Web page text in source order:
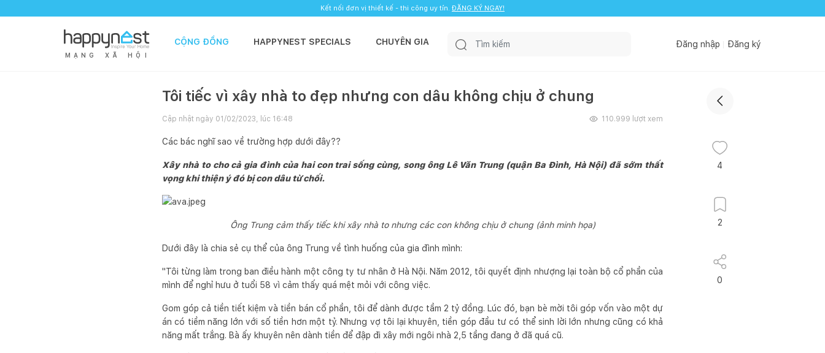
Kết nối đơn vị thiết kế - thi công uy tín. ĐĂNG KÝ NGAY!
M Ạ N G X Ã H Ộ I
CỘNG ĐỒNG HAPPYNEST SPECIALS CHUYÊN GIA Đăng nhập Đăng ký
Tôi tiếc vì xây nhà to đẹp nhưng con dâu không chịu ở chung
Cập nhật ngày 01/02/2023, lúc 16:48 110.999 lượt xem
Các bác nghĩ sao về trường hợp dưới đây??
Xây nhà to cho cả gia đình của hai con trai sống cùng, song ông Lê Văn Trung (quận Ba Đình, Hà Nội) đã sớm thất
vọng khi thiện ý đó bị con dâu từ chối.
Ông Trung cảm thấy tiếc khi xây nhà to nhưng các con không chịu ở chung (ảnh minh họa)
Dưới đây là chia sẻ cụ thể của ông Trung về tình huống của gia đình mình:
"Tôi từng làm trong ban điều hành một công ty tư nhân ở Hà Nội. Năm 2012, tôi quyết định nhượng lại toàn bộ cổ phần của
mình để nghỉ hưu ở tuổi 58 vì cảm thấy quá mệt mỏi với công việc.
Gom góp cả tiền tiết kiệm và tiền bán cổ phần, tôi để dành được tầm 2 tỷ đồng. Lúc đó, bạn bè mời tôi góp vốn vào một dự
án có tiềm năng lớn với số tiền hơn một tỷ. Nhưng vợ tôi lại khuyên, tiền góp đầu tư có thể sinh lời lớn nhưng cũng có khả
năng mất trắng. Bà ấy khuyên nên dành tiền để đập đi xây mới ngôi nhà 2,5 tầng đang ở đã quá cũ.
4
2
0